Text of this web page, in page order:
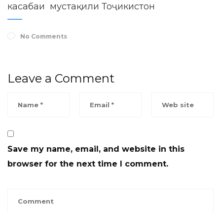
касабаи мустақили Тоҷикистон
No Comments
Leave a Comment
Save my name, email, and website in this
browser for the next time I comment.